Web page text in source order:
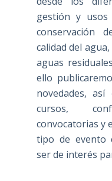
gestión y usos
conservación
calidad del
aguas
ello
novedades,
cursos,
convocatorias y
tipo de evento
ser de interés